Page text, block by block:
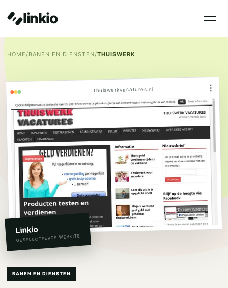
linkio
HOME/BANEN EN DIENSTEN/THUISWERK
thuiswerkvacatures.nl ⋮
Linkio
GESELECTEERDE WEBSITE
BANEN EN DIENSTEN